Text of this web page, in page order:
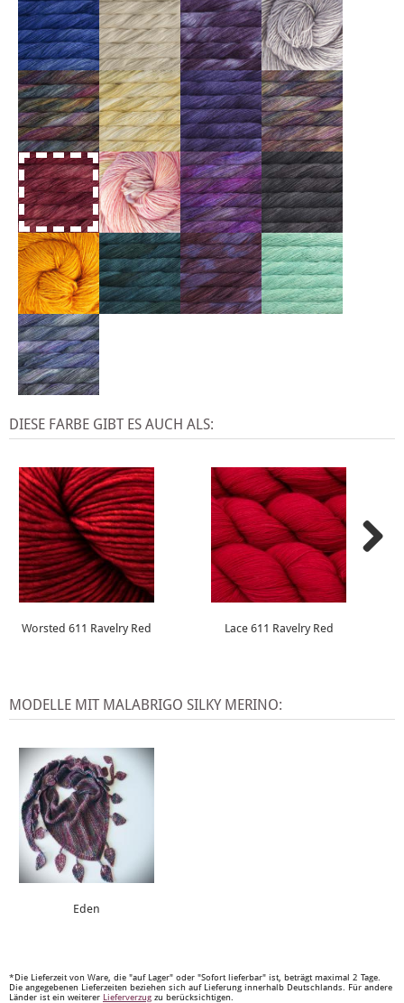
DIESE FARBE GIBT ES AUCH ALS:
Worsted 611 Ravelry Red Lace 611 Ravelry Red
MODELLE MIT MALABRIGO SILKY MERINO:
Eden
*Die Lieferzeit von Ware, die "auf Lager" oder "Sofort lieferbar" ist, beträgt maximal 2 Tage.
Die angegebenen Lieferzeiten beziehen sich auf Lieferung innerhalb Deutschlands. Für andere
Länder ist ein weiterer Lieferverzug zu berücksichtigen.